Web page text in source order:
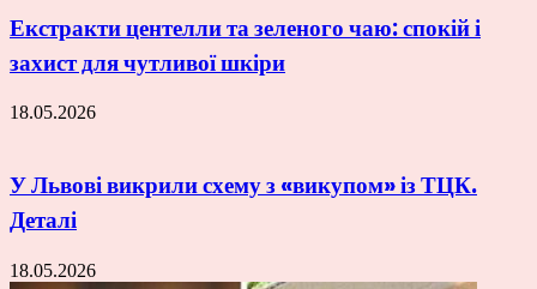
Екстракти центелли та зеленого чаю: спокій і
захист для чутливої шкіри
18.05.2026
У Львові викрили схему з «викупом» із ТЦК.
Деталі
18.05.2026